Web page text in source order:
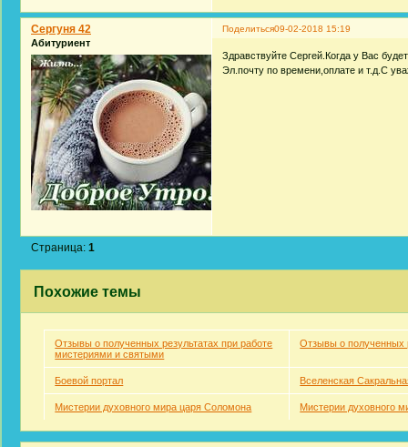
Поделиться09-02-2018 15:19
Сергуня 42
Абитуриент
Здравствуйте Сергей.Когда у Вас
Эл.почту по времени,оплате и т.д.С
Страница:1
Похожие темы
Отзывы о полученных результатах при работе
мистериями и святыми
Отзывы о полученных
Боевой портал Вселенская
Мистерии духовного мира царя Соломона Мистерии духовного